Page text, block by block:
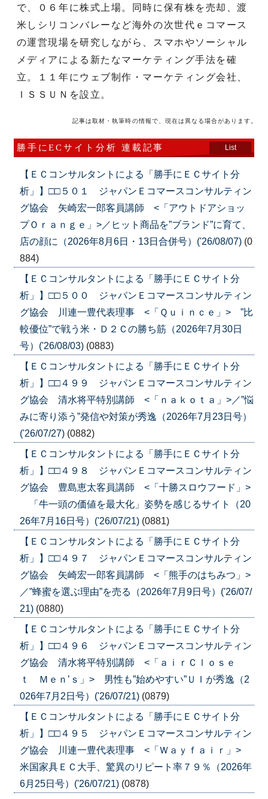
で、０６年に株式上場。同時に保有株を売却、渡
米しシリコンバレーなど海外の次世代ｅコマース
の運営現場を研究しながら、スマホやソーシャル
メディアによる新たなマーケティング手法を確
立。１１年にウェブ制作・マーケティング会社、
ＩＳＳＵＮを設立。
記事は取材・執筆時の情報で、現在は異なる場合があります。
勝手にECサイト分析 連載記事 List
【ＥＣコンサルタントによる「勝手にＥＣサイト分
析」】□□５０１ ジャパンＥコマースコンサルティン
グ協会 矢崎宏一郎客員講師 <「アウトドアショッ
プＯｒａｎｇｅ」>／ヒット商品を”ブランド”に育て、
店の顔に（2026年8月6日・13日合併号）('26/08/07) (0
884)
【ＥＣコンサルタントによる「勝手にＥＣサイト分
析」】□□５００ ジャパンＥコマースコンサルティン
グ協会 川連一豊代表理事 <「Ｑｕｉｎｃｅ」> ”比
較優位”で戦う米・Ｄ２Ｃの勝ち筋（2026年7月30日
号）('26/08/03) (0883)
【ＥＣコンサルタントによる「勝手にＥＣサイト分
析」】□□４９９ ジャパンＥコマースコンサルティン
グ協会 清水将平特別講師 <「ｎａｋｏｔａ」>／”悩
みに寄り添う”発信や対策が秀逸（2026年7月23日号）
('26/07/27) (0882)
【ＥＣコンサルタントによる「勝手にＥＣサイト分
析」】□□４９８ ジャパンＥコマースコンサルティン
グ協会 豊島恵太客員講師 <「十勝スロウフード」>
「牛一頭の価値を最大化」姿勢を感じるサイト（20
26年7月16日号）('26/07/21) (0881)
【ＥＣコンサルタントによる「勝手にＥＣサイト分
析」】□□４９７ ジャパンＥコマースコンサルティン
グ協会 矢崎宏一郎客員講師 <「熊手のはちみつ」>
／”蜂蜜を選ぶ理由”を売る（2026年7月9日号）('26/07/
21) (0880)
【ＥＣコンサルタントによる「勝手にＥＣサイト分
析」】□□４９６ ジャパンＥコマースコンサルティン
グ協会 清水将平特別講師 <「ａｉｒＣｌｏｓｅ
ｔ Ｍｅｎ’ｓ」> 男性も”始めやすい”ＵＩが秀逸（2
026年7月2日号）('26/07/21) (0879)
【ＥＣコンサルタントによる「勝手にＥＣサイト分
析」】□□４９５ ジャパンＥコマースコンサルティン
グ協会 川連一豊代表理事 <「Ｗａｙｆａｉｒ」>
米国家具ＥＣ大手、驚異のリピート率７９％（2026年
6月25日号）('26/07/21) (0878)